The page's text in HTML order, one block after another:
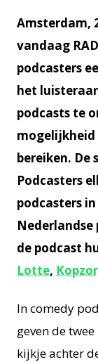
Amsterdam,
vandaag
podcasters
het
podcasts te
mogelijkheid
bereiken. De
Podcasters
podcasters
de podcast
Lotte,
In comedy
geven de
kijkje achter